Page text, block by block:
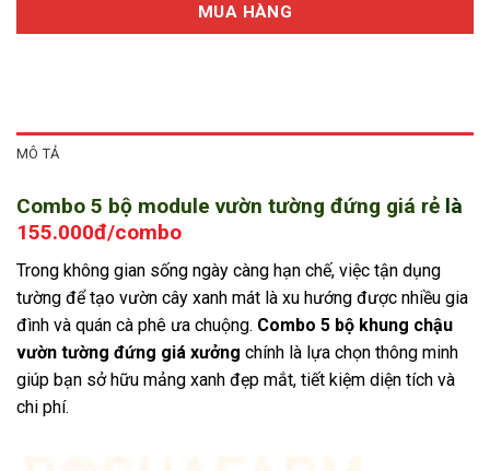
MUA HÀNG
MÔ TẢ
Combo 5 bộ module vườn tường đứng giá rẻ là
155.000đ/combo
Trong không gian sống ngày càng hạn chế, việc tận dụng
tường để tạo vườn cây xanh mát là xu hướng được nhiều gia
đình và quán cà phê ưa chuộng. Combo 5 bộ khung chậu
vườn tường đứng giá xưởng chính là lựa chọn thông minh
giúp bạn sở hữu mảng xanh đẹp mắt, tiết kiệm diện tích và
chi phí.